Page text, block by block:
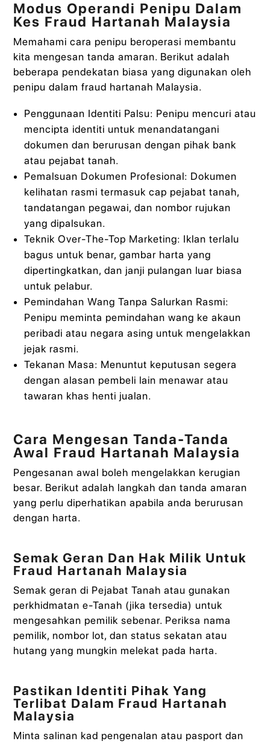
Modus Operandi Penipu Dalam
Kes Fraud Hartanah Malaysia
Memahami cara penipu beroperasi membantu
kita mengesan tanda amaran. Berikut adalah
beberapa pendekatan biasa yang digunakan oleh
penipu dalam fraud hartanah Malaysia.
Penggunaan Identiti Palsu: Penipu mencuri atau
mencipta identiti untuk menandatangani
dokumen dan berurusan dengan pihak bank
atau pejabat tanah.
Pemalsuan Dokumen Profesional: Dokumen
kelihatan rasmi termasuk cap pejabat tanah,
tandatangan pegawai, dan nombor rujukan
yang dipalsukan.
Teknik Over-The-Top Marketing: Iklan terlalu
bagus untuk benar, gambar harta yang
dipertingkatkan, dan janji pulangan luar biasa
untuk pelabur.
Pemindahan Wang Tanpa Salurkan Rasmi:
Penipu meminta pemindahan wang ke akaun
peribadi atau negara asing untuk mengelakkan
jejak rasmi.
Tekanan Masa: Menuntut keputusan segera
dengan alasan pembeli lain menawar atau
tawaran khas henti jualan.
Cara Mengesan Tanda-Tanda
Awal Fraud Hartanah Malaysia
Pengesanan awal boleh mengelakkan kerugian
besar. Berikut adalah langkah dan tanda amaran
yang perlu diperhatikan apabila anda berurusan
dengan harta.
Semak Geran Dan Hak Milik Untuk
Fraud Hartanah Malaysia
Semak geran di Pejabat Tanah atau gunakan
perkhidmatan e-Tanah (jika tersedia) untuk
mengesahkan pemilik sebenar. Periksa nama
pemilik, nombor lot, dan status sekatan atau
hutang yang mungkin melekat pada harta.
Pastikan Identiti Pihak Yang
Terlibat Dalam Fraud Hartanah
Malaysia
Minta salinan kad pengenalan atau pasport dan